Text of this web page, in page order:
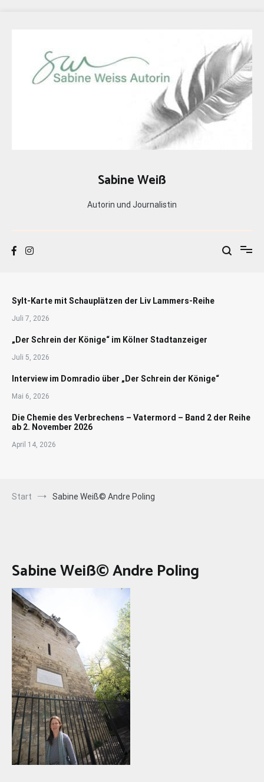
Sabine Weiß
Autorin und Journalistin
Sylt-Karte mit Schauplätzen der Liv Lammers-Reihe
Juli 7, 2026
„Der Schrein der Könige“ im Kölner Stadtanzeiger
Juli 5, 2026
Interview im Domradio über „Der Schrein der Könige“
Mai 6, 2026
Die Chemie des Verbrechens – Vatermord – Band 2 der Reihe
ab 2. November 2026
April 14, 2026
Start Sabine Weiß© Andre Poling
Sabine Weiß© Andre Poling